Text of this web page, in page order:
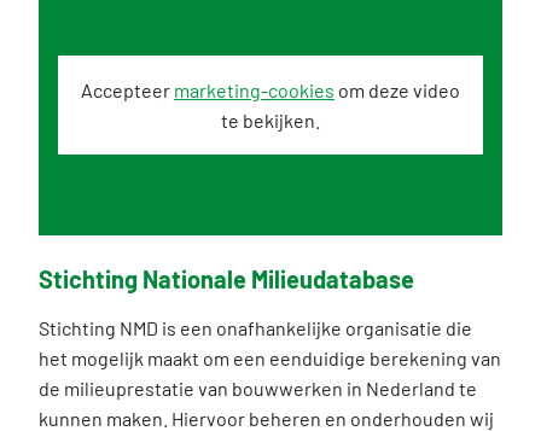
Stichting Nationale Milieudatabase
Stichting NMD is een onafhankelijke organisatie die
het mogelijk maakt om een eenduidige berekening van
de milieuprestatie van bouwwerken in Nederland te
kunnen maken. Hiervoor beheren en onderhouden wij
Accepteer marketing-cookies om deze video
te bekijken.